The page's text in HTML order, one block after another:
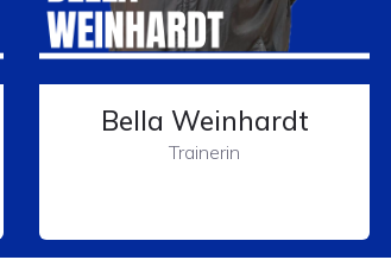
Bella Weinhardt
Trainerin